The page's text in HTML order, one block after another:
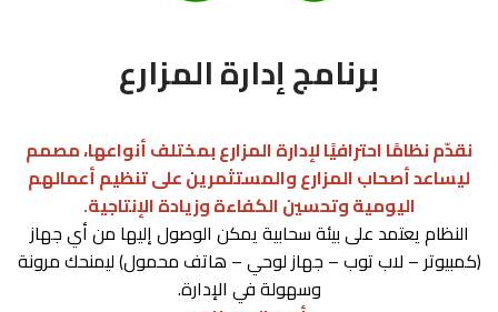
برنامج إدارة المزارع
نقدّم نظامًا احترافيًا لإدارة المزارع بمختلف أنواعها، مصمم
ليساعد أصحاب المزارع والمستثمرين على تنظيم أعمالهم
اليومية وتحسين الكفاءة وزيادة الإنتاجية.
النظام يعتمد على بيئة سحابية يمكن الوصول إليها من أي جهاز
(كمبيوتر – لاب توب – جهاز لوحي – هاتف محمول) ليمنحك مرونة
وسهولة في الإدارة.